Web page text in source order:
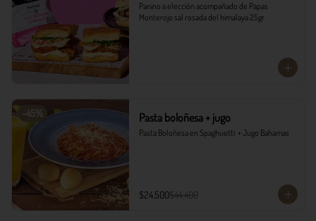
Panino a elección acompañado de Papas
Monterojo sal rosada del himalaya 25gr
-45% Pasta boloñesa + jugo
Pasta Boloñesa en Spaghuetti  + Jugo Bahamas
$24.500$44.400